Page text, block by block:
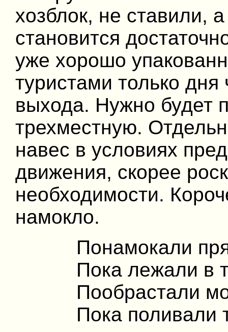
хозблок, не ставили,
становится
уже хорошо
туристами только
выхода. Нужно будет
трехместную.
навес в условиях
движения, скорее
необходимости.
намокло.
Понамокали
Пока лежали в
Пообрастали
Пока поливали